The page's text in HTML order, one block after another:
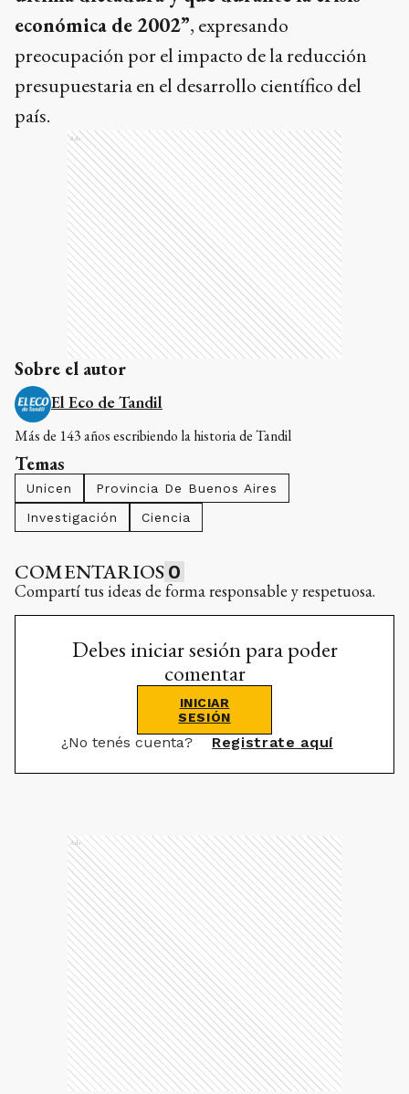
económica de 2002”, expresando
preocupación por el impacto de la reducción
presupuestaria en el desarrollo científico del
país.
Ads
Sobre el autor
El Eco de Tandil
Más de 143 años escribiendo la historia de Tandil
Temas
Unicen
Provincia De Buenos Aires
Investigación
Ciencia
COMENTARIOS 0
Compartí tus ideas de forma responsable y respetuosa.
Debes iniciar sesión para poder
comentar
INICIAR
SESIÓN
¿No tenés cuenta? Registrate aquí
Ads